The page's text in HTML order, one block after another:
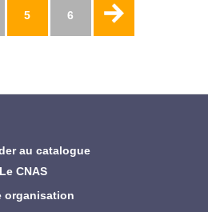
Page
5 Page
6
Le CNAS
organisation
au catalogue